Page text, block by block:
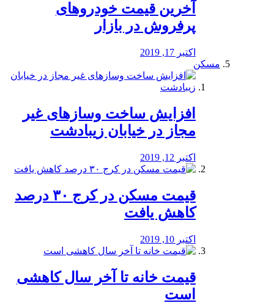
آخرین قیمت خودرو‌های
پرفروش در بازار
اکتبر 17, 2019
مسکن
افزایش ساخت وسازهای غیر
مجاز در خیابان زیبادشت
اکتبر 12, 2019
️قیمت مسکن در کرج ۳۰ درصد
کاهش یافت
اکتبر 10, 2019
قیمت خانه تا آخر سال کاهشی
است